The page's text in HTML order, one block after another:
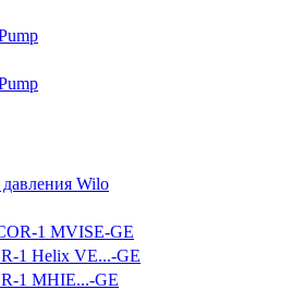
Wilo
1 MVISE-GE
1 Helix VE...-GE
1 MHIE...-GE